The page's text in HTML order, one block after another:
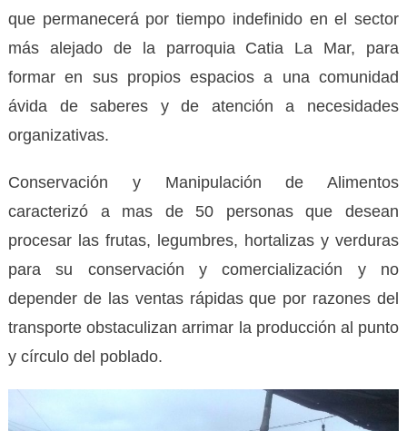
que permanecerá por tiempo indefinido en el sector
más alejado de la parroquia Catia La Mar, para
formar en sus propios espacios a una comunidad
ávida de saberes y de atención a necesidades
organizativas.
Conservación y Manipulación de Alimentos
caracterizó a mas de 50 personas que desean
procesar las frutas, legumbres, hortalizas y verduras
para su conservación y comercialización y no
depender de las ventas rápidas que por razones del
transporte obstaculizan arrimar la producción al punto
y círculo del poblado.